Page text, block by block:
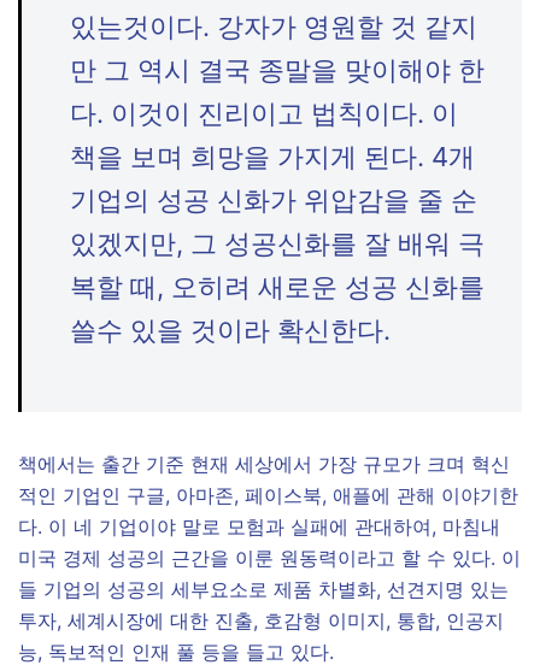
있는것이다. 강자가 영원할 것 같지
만 그 역시 결국 종말을 맞이해야 한
다. 이것이 진리이고 법칙이다. 이
책을 보며 희망을 가지게 된다. 4개
기업의 성공 신화가 위압감을 줄 순
있겠지만, 그 성공신화를 잘 배워 극
복할 때, 오히려 새로운 성공 신화를
쓸수 있을 것이라 확신한다.
책에서는 출간 기준 현재 세상에서 가장 규모가 크며 혁신
적인 기업인 구글, 아마존, 페이스북, 애플에 관해 이야기한
다. 이 네 기업이야 말로 모험과 실패에 관대하여, 마침내
미국 경제 성공의 근간을 이룬 원동력이라고 할 수 있다. 이
들 기업의 성공의 세부요소로 제품 차별화, 선견지명 있는
투자, 세계시장에 대한 진출, 호감형 이미지, 통합, 인공지
능, 독보적인 인재 풀 등을 들고 있다.